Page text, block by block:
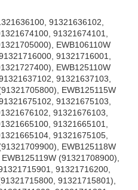
91321671104, 91321671105), EWT105510W (91321644100, 91321644102, 91321644103, 91321644104, 91321644105, 91321644106), EWT105514W (91321704000, 91321704001, 91321704002, 91321704003), EWT10620W (91321095100, 91321095101, 91321095102, 91321095103, 91321095104), EWT106210W (91321608100, 91321608103, 91321608104, 91321608105, 91321576101, 91321576103, 91321576104, 91321576105, 91321576106, 91321673103), EWT106211W (91321712700, 91321712701, 91321713500, 91321713501, 91321714100, 91321714101, 91321714200, 91321714201, 91321714300, 91321714301, 91321714400, 91321714401, 91321714500, 91321714501), EWT1062EDW (91321721200, 91321722700, 91321723700, 91321723100, 91321723300, 91321725400, 91321725900), EWT1062EFW (91321738700, 91321735900), EWT1062EOW (91321751400), EWT1062IDW (91310450300), EWT106411W (91321706000, 91321706001, 91321712200, 91321712201, 91321712800, 91321712801, 91321716600, 91321716601), EWT106414W (91321705700, 91321705701), EWT106415W (91321736500), EWT106417W (91321716300, 91321716301), EWT1064EDW (91321737100), EWT1064EKW (91310240900, 91310241000), EWT1064ERW (91310241100, 91310241200, 91310241300), EWT106510W (91321586100, 91321586102, 91321586103, 91321586104, 91321586105), EWT106511W (91321706200, 91321706201, 91321712900, 91321712901, 91321716901), EWT1066EDW (91321722500, 91321723500, 91321720700, 91321724400, 91321724500, 91321727700), EWT1066EEW (91321738800, 91321726400), EWT1066EKW (91310233100, 91310233200, 91310233300, 91310233400), EWT1066EOW (91310233000), EWT1066ERW (91310233500, 91310233600, 91310233700, 91310233800), EWT1066ESW (91310233900, 91310234000, 91310234100), EWT1066EWW (91310232000), EWT1066ODW (91321723001, 91321723901, 91321724101, 91321724201, 91321723000, 91321723900, 91321724100, 91321724200), EWT1067EDW (91321726500), EWT1069 (91320221104, 91320221105), EWT10730W (91321301104), EWT1100 (91320961100, 91320681101, 91320681102), EWT11023W (91321172100, 91321172101, 91321172102, 91321172103), EWT11064EKW (91310242100), EWT11064ERW (91310241900), EWT11064ESW (91310241800), EWT11064EW (91321737300), EWT11124W (91321173100, 91321173101, 91321173102, 91321173103), EWT11264EKW (91310242000), EWT11264EW (91310240101, 91321737200), EWT11266AW (91321742000), EWT11266OW (91321754100), EWT11276EW (91321742600, 91310234400, 91321742601), EWT1132 (91320823100, 91320823101, 91320644101), EWT1134 (91320824100, 91320824101, 91320624101), EWT11420W (91321417101, 91321417102, 91321417103), EWT116210W (91321705200, 91321648100, 91321648102, 91321648103, 91321648105, 91321705201, 91321705300), EWT116212W (91321705100, 91321705101), EWT1162EZW (91321733800), EWT11730W (91321418103, 91321418104), EWT12020W (91321190103, 91321190104, 91321160104, 91321160105, 91321160106, 91321160107, 91321160103), EWT1205 (91321063102), EWT1215 (91321065101), EWT1221 (91320806101), EWT1230 (91321127101), EWT12320W (91321282102, 91321282103), EWT1237 (91321038101), EWT12420W (91321188105, 91321188106, 91321188107, 91321188108, 91321188109, 91321188110, 91321194103, 91321194104, 91321188102, 91321188103, 91321188104, 91321106103, 91321106104, 91321106105, 91321106106, 91321111103, 91321111104, 91321111105), EWT12427W (91321463100, 91321463101, 91321463102, 91321463103, 91321463104), EWT12428W (91321461100, 91321461101, 91321461102, 91321461103, 91321461104, 91321461105, 91321461106, 91321461107), EWT1261ESW (91321734000), EWT12620W (91321087102), EWT126210W (91321577101, 91321577102, 91321577103, 91321577104, 91321577105, 91321577106), EWT126215W (91321711800, 91321711801), EWT126218W (91321746800, 91321746900), EWT1262BB1 (91310250800), EWT1262CW1 (91310250900), EWT1262EDW (91321723800, 91321724700, 91321721600, 91321726000, 91321728400), EWT1262ELW (91321727900), EWT1262EWW (91321733600), EWT1263AA1 (91310240500), EWT1263AA2 (91310441700), EWT126450W (91321609100, 91321609101, 91321609103, 91321609104, 91321622100, 91321625100, 91321625101, 91321625102, 91321625103, 91321625104, 91321628100, 91321628101, 91321628102, 91321628103, 91321628104, 91321578103, 91321578104, 91321578100, 91321578101, 91321578102, 91321628105), EWT126451W (91321706500, 91321706501, 91321706600, 91321710500, 91321710501, 91321716700, 91321716701, 91321719800, 91321719801), EWT1264AOW (91321741500), EWT1264BBW (91321753200), EWT1264EDW (91321737000), EWT1264EKW (91310240700, 91310240800), EWT1264ELW (91321733200), EWT1264ERW (91310241400, 91310241500), EWT1264FOW (91321749000), EWT1265AOW (91321749100), EWT1266AAW (91321752800), EWT1266AOW (91321742100, 91321747200, 91321747300, 91310230300), EWT1266EDW (91321720800, 91321722600, 91321723600, 91321724600, 91321724800, 91321725000, 91321725200), EWT1266EEW (91310232700), EWT1266ESW (91310231900, 91310232500, 91310232600, 91310231700, 91310231800), EWT1266EWW (91310232100), EWT1266EXW (91310232800, 91310232900), EWT1266FOW (91321751700, 91310231400, 91321751701), EWT1266ODW (91310231500, 91321754000, 91321755400), EWT1273ASW (91321752200, 91321752201), EWT1273DDW (91321753300, 91321753301), EWT1274AOW (91321747900, 91321752600, 91310240200, 91321747901), EWT1276EDW (91321755200), EWT1276EOW (91321747500, 91321742500, 91321742900, 91321743000, 91321747000, 91310231000, 91310231100), EWT1276EVH (91310237900), EWT1276GDW (91310230500, 91321754200), EWT1278EDW (91321756000), EWT1295 (91321076101), EWT13120W (91321098103, 91321098104), EWT1316 (91320918101), EWT1326 (91320920101, 91320921101), EWT1328 (91321086101), EWT1332 (91320828102), EWT13320W (91321281102, 91321281103), EWT13420W (91321159104, 91321159105, 91321159106, 91321159107, 91321159108, 91321113104, 91321113105, 91321113106, 91321117104, 91321117105, 91321117106, 91321096103, 91321096104, 91321096105, 91321113103, 91321159103), EWT13429W (91321308101, 91321308102, 91321308103), EWT13439W